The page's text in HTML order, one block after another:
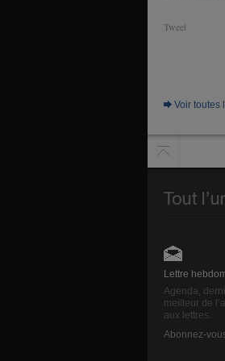
Tweet
Voir toutes
Lettre
Agenda,
meilleur de
aux lettres.
Abonnez-